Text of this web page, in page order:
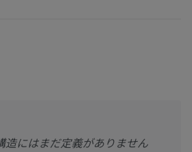
造にはまだ定義がありません